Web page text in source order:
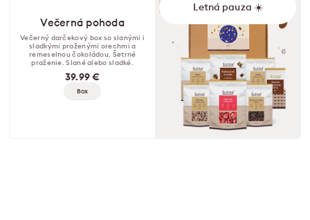
Letná pauza ☀️
Tip na darček
Večerná pohoda
Večerný darčekový box so slanými i
sladkými praženými orechmi a
remeselnou čokoládou. Šetrné
praženie. Slané alebo sladké.
39.99 €
Box